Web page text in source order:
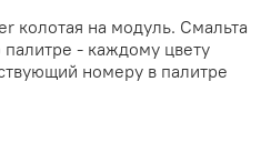
колотая на модуль. Смальта
палитре - каждому цвету
номеру в палитре